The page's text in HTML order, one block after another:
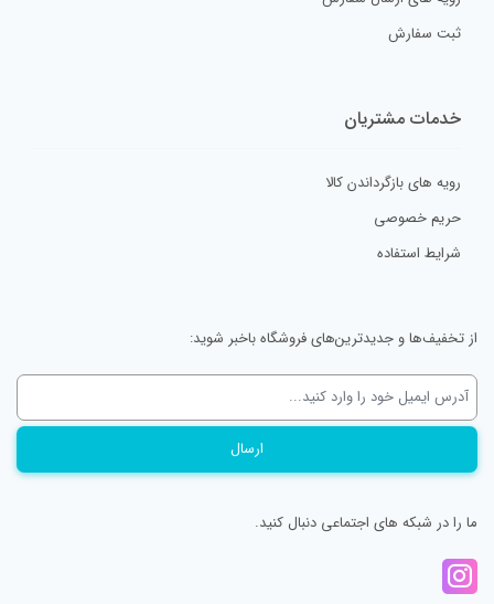
ثبت سفارش
خدمات مشتریان
رویه های بازگرداندن کالا
حریم خصوصی
شرایط استفاده
از تخفیف‌ها و جدیدترین‌های فروشگاه باخبر شوید:
ما را در شبکه های اجتماعی دنبال کنید.